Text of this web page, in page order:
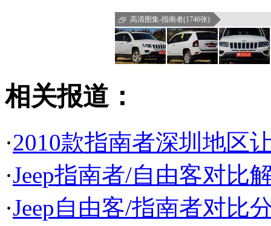
高清图集-指南者(1746张)
相关报道：
·2010款指南者深圳地区
·Jeep指南者/自由客对比
·Jeep自由客/指南者对比